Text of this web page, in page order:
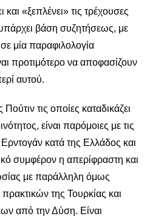
και «ξεπλένει» τις τρέχουσες
βάση συζητήσεως, με
μία παραφιλολογία
προτιμότερο να αποφασίζουν
αυτού.
τις οποίες καταδικάζει
είναι παρόμοιες με τις
κατά της Ελλάδος και
συμφέρον η απερίφραστη και
με παράλληλη όμως
της Τουρκίας και
από την Δύση. Είναι